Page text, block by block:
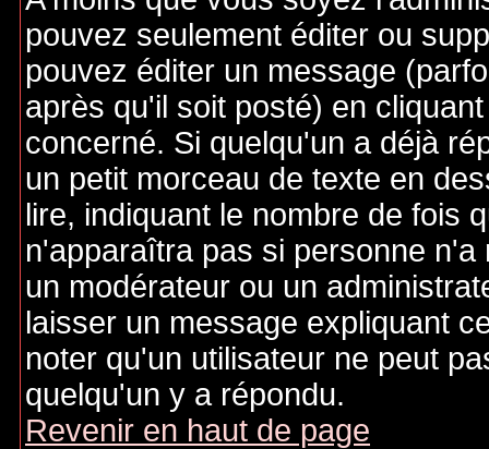
pouvez seulement éditer ou
pouvez éditer un message
après qu'il soit posté) en
concerné. Si quelqu'un a déjà
un petit morceau de texte en
lire, indiquant le nombre de fois
n'apparaîtra pas si personne
un modérateur ou un
laisser un message expliquant
noter qu'un utilisateur ne peut
quelqu'un y a répondu.
Revenir en haut de page